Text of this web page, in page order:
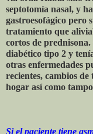
septotomía nasal, y
gastroesofágico pero
tratamiento que
cortos de
diabético tipo 2 y
otras enfermedades
recientes, cambios
hogar así como
Si el paciente tiene